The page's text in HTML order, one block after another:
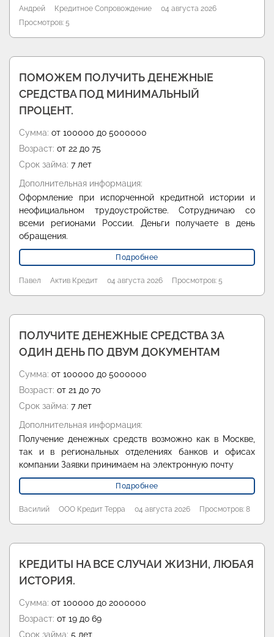
Андрей Кредитное Сопровождение
04 августа 2026
Просмотров: 5
ПОМОЖЕМ ПОЛУЧИТЬ ДЕНЕЖНЫЕ
СРЕДСТВА ПОД МИНИМАЛЬНЫЙ
ПРОЦЕНТ.
Сумма: от 100000 до 5000000
Возраст: от 22 до 75
Срок займа: 7 лет
Дополнительная информация:
Оформление при испорченной кредитной истории и
неофициальном трудоустройстве. Сотрудничаю со
всеми регионами России. Деньги получаете в день
обращения.
Подробнее
Павел Актив Кредит 04 августа 2026 Просмотров: 5
ПОЛУЧИТЕ ДЕНЕЖНЫЕ СРЕДСТВА ЗА
ОДИН ДЕНЬ ПО ДВУМ ДОКУМЕНТАМ
Сумма: от 100000 до 5000000
Возраст: от 21 до 70
Срок займа: 7 лет
Дополнительная информация:
Получение денежных средств возможно как в Москве,
так и в региональных отделениях банков и офисах
компании Заявки принимаем на электронную почту
Подробнее
Василий ООО Кредит Терра 04 августа 2026 Просмотров: 8
КРЕДИТЫ НА ВСЕ СЛУЧАИ ЖИЗНИ, ЛЮБАЯ
ИСТОРИЯ.
Сумма: от 100000 до 2000000
Возраст: от 19 до 69
Срок займа: 5 лет